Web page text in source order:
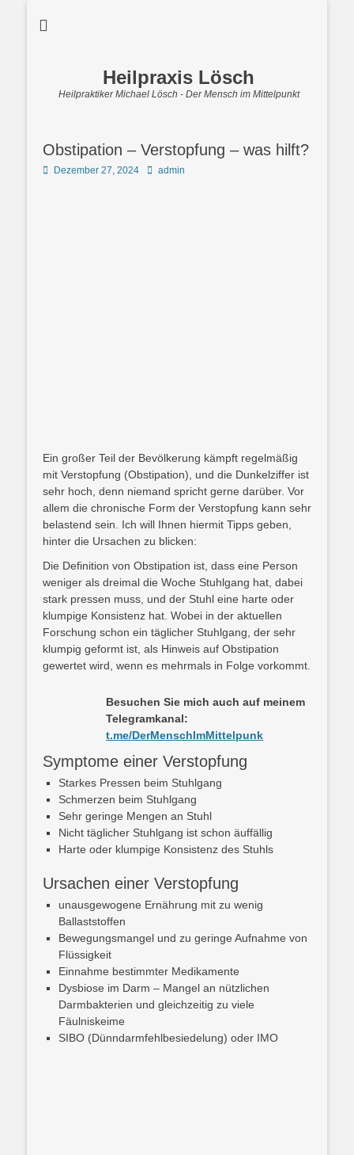
Heilpraxis Lösch
Heilpraktiker Michael Lösch - Der Mensch im Mittelpunkt
Obstipation – Verstopfung – was hilft?
Posted
Dezember 27, 2024 Autoradmin
Ein großer Teil der Bevölkerung kämpft regelmäßig
mit Verstopfung (Obstipation), und die Dunkelziffer ist
sehr hoch, denn niemand spricht gerne darüber. Vor
allem die chronische Form der Verstopfung kann sehr
belastend sein. Ich will Ihnen hiermit Tipps geben,
hinter die Ursachen zu blicken:
Die Definition von Obstipation ist, dass eine Person
weniger als dreimal die Woche Stuhlgang hat, dabei
stark pressen muss, und der Stuhl eine harte oder
klumpige Konsistenz hat. Wobei in der aktuellen
Forschung schon ein täglicher Stuhlgang, der sehr
klumpig geformt ist, als Hinweis auf Obstipation
gewertet wird, wenn es mehrmals in Folge vorkommt.
Besuchen Sie mich auch auf meinem
Telegramkanal:
t.me/DerMenschImMittelpunk
Symptome einer Verstopfung
Starkes Pressen beim Stuhlgang
Schmerzen beim Stuhlgang
Sehr geringe Mengen an Stuhl
Nicht täglicher Stuhlgang ist schon äuffällig
Harte oder klumpige Konsistenz des Stuhls
Ursachen einer Verstopfung
unausgewogene Ernährung mit zu wenig
Ballaststoffen
Bewegungsmangel und zu geringe Aufnahme von
Flüssigkeit
Einnahme bestimmter Medikamente
Dysbiose im Darm – Mangel an nützlichen
Darmbakterien und gleichzeitig zu viele
Fäulniskeime
SIBO (Dünndarmfehlbesiedelung) oder IMO